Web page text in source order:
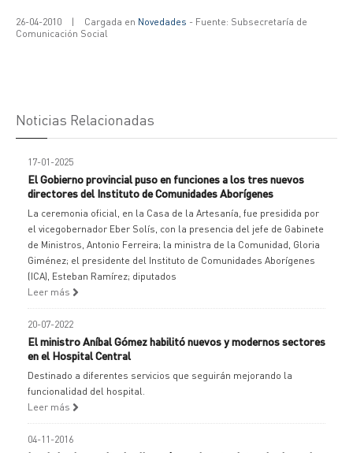
26-04-2010 | Cargada en Novedades - Fuente: Subsecretaría de
Comunicación Social
Noticias Relacionadas
17-01-2025
El Gobierno provincial puso en funciones a los tres nuevos
directores del Instituto de Comunidades Aborígenes
La ceremonia oficial, en la Casa de la Artesanía, fue presidida por
el vicegobernador Eber Solís, con la presencia del jefe de Gabinete
de Ministros, Antonio Ferreira; la ministra de la Comunidad, Gloria
Giménez; el presidente del Instituto de Comunidades Aborígenes
(ICA), Esteban Ramírez; diputados
Leer más
20-07-2022
El ministro Aníbal Gómez habilitó nuevos y modernos sectores
en el Hospital Central
Destinado a diferentes servicios que seguirán mejorando la
funcionalidad del hospital.
Leer más
04-11-2016